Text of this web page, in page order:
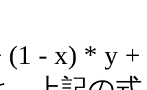
x) * y +